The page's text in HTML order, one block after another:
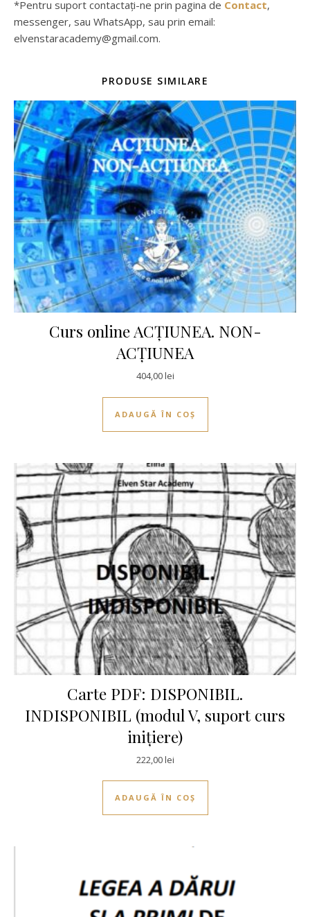
*Pentru suport contactați-ne prin pagina de Contact,
messenger, sau WhatsApp, sau prin email:
elvenstaracademy@gmail.com.
PRODUSE SIMILARE
Curs online ACȚIUNEA. NON-
ACȚIUNEA
404,00lei
ADAUGĂ ÎN COȘ
Carte PDF: DISPONIBIL.
INDISPONIBIL (modul V, suport curs
inițiere)
222,00lei
ADAUGĂ ÎN COȘ